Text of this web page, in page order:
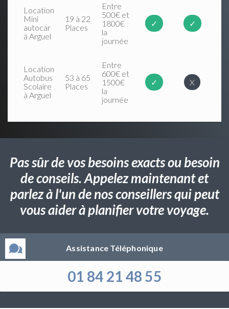
Location
Mini
autocar
à Arguel
19 à 22
Places
Entre
500€ et
1800€
la
journée
✓ ✓
Location
Autobus
Scolaire
à Arguel
53 à 65
Places
Entre
600€ et
1500€
la
journée
✓ X
Pas sûr de vos besoins exacts ou besoin
de conseils. Appelez maintenant et
parlez à l'un de nos conseillers qui peut
vous aider à planifier votre voyage.
Assistance Téléphonique
01 84 21 48 55